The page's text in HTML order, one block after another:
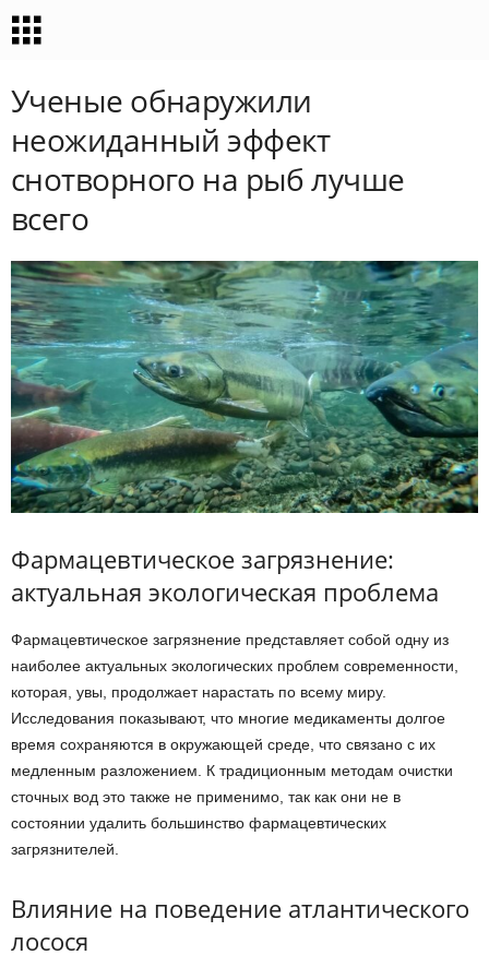
Ученые обнаружили
неожиданный эффект
снотворного на рыб лучше
всего
Фармацевтическое загрязнение:
актуальная экологическая проблема
Фармацевтическое загрязнение представляет собой одну из
наиболее актуальных экологических проблем современности,
которая, увы, продолжает нарастать по всему миру.
Исследования показывают, что многие медикаменты долгое
время сохраняются в окружающей среде, что связано с их
медленным разложением. К традиционным методам очистки
сточных вод это также не применимо, так как они не в
состоянии удалить большинство фармацевтических
загрязнителей.
Влияние на поведение атлантического
лосося